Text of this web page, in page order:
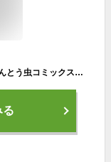
炎の闘球児 ドッジ弾平 リローデッド（1） （てんとう虫コミックス（少年）） [ こした てつひろ ]
る